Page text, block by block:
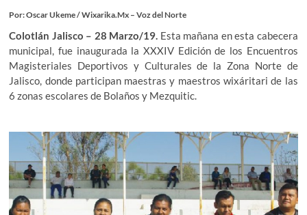
Por: Oscar Ukeme / Wixarika.Mx – Voz del Norte
Colotlán Jalisco – 28 Marzo/19. Esta mañana en esta cabecera
municipal, fue inaugurada la XXXIV Edición de los Encuentros
Magisteriales Deportivos y Culturales de la Zona Norte de
Jalisco, donde participan maestras y maestros wixáritari de las
6 zonas escolares de Bolaños y Mezquitic.